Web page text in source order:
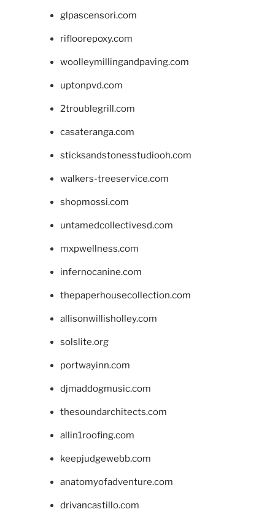
glpascensori.com
rifloorepoxy.com
woolleymillingandpaving.com
uptonpvd.com
2troublegrill.com
casateranga.com
sticksandstonesstudiooh.com
walkers-treeservice.com
shopmossi.com
untamedcollectivesd.com
mxpwellness.com
infernocanine.com
thepaperhousecollection.com
allisonwillisholley.com
solslite.org
portwayinn.com
djmaddogmusic.com
thesoundarchitects.com
allin1roofing.com
keepjudgewebb.com
anatomyofadventure.com
drivancastillo.com